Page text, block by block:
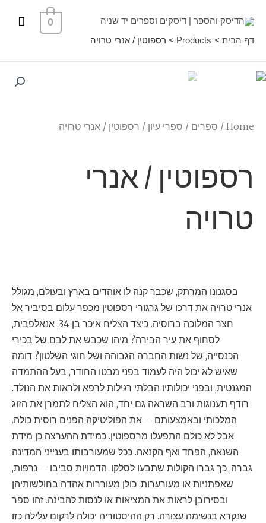
0
דף הבית Products רספוטין / אנרי טרויה
Home
/ ספרים / ספרי עיון / רספוטין / אנרי טרויה
רספוטין / אנרי
טרויה
בסגנונו המרתק, שכבר קנה לו אוהדים בארץ ובעולם, מגולל
אנרי טרויה את דרכו של גרגורי רספוטין מכפר עלום בסיביר אל
חצר המלוכה ברוסיה. כיצד הצליח איכר בן 34, אנאלפבית,
לסחוף את עיר הבירה? מיהו שכבש את לבם של בכירי
הכנסייה, של נשות החברה הגבוהה ושל חוגי השלטון? דומה
שאיש לא יכול היה לעמוד בפני מבטו החודר, בעל ההתמדה
המגנטית, ובפני יכולותיו הבלתי רגילות לרפא ולראות את הנולד.
רודף תענוגות ורב השראה גם יחד, הוא הצליח לתמרן את הזוג
המלכותי ובאמצעותם – את הפוליטיקה הפנים רוסית כולה.
אבל לא כולם התפעלו מרספוטין. כמידת ההערצה כן מידת
השנאה, הפחד ואף הקנאה. ככל שמעורבותו בענייני המדינה
גברה, כך גברו הקולות שתבעו לסלקו. הדמויות סביבו – נרפות,
שאפתניות או מעורערות, כולן מעוררות אהדה בחולשותיהן
ובסירובן לראות את המציאות או לנסות להבינה. זהו ספר
שנקרא בנשימה עצורה. רק ההיסטוריה יכולה לרקום עלילה כזו